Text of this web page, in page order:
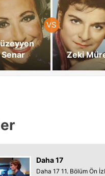
Senar
Zeki
Daha 17
Daha 17 11. Bölüm Ön